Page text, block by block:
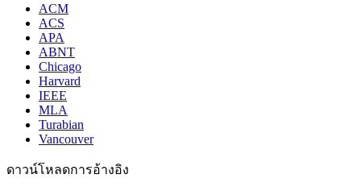
ACM
ACS
APA
ABNT
Chicago
Harvard
IEEE
MLA
Turabian
Vancouver
ดาวน์โหลดการอ้างอิง